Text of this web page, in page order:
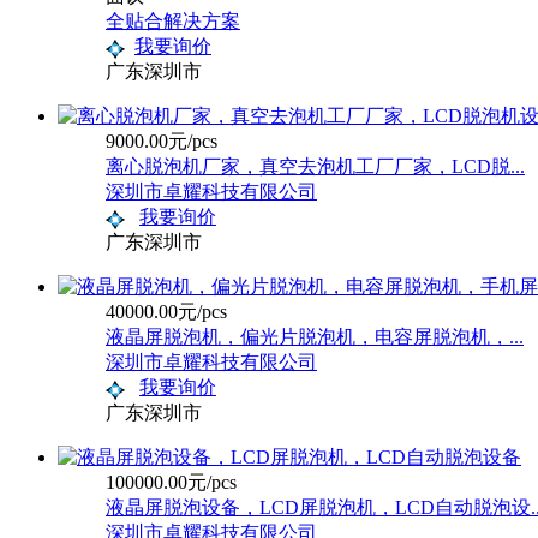
全贴合解决方案
我要询价
广东深圳市
9000.00元/pcs
离心脱泡机厂家，真空去泡机工厂厂家，LCD脱...
深圳市卓耀科技有限公司
我要询价
广东深圳市
40000.00元/pcs
液晶屏脱泡机，偏光片脱泡机，电容屏脱泡机，...
深圳市卓耀科技有限公司
我要询价
广东深圳市
100000.00元/pcs
液晶屏脱泡设备，LCD屏脱泡机，LCD自动脱泡设
深圳市卓耀科技有限公司